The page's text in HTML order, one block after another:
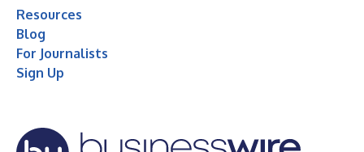
Resources
Blog
For Journalists
Sign Up